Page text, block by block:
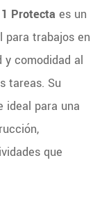
Protecta es un
para trabajos en
y comodidad al
tareas. Su
ideal para una
que